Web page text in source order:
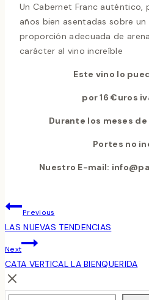
Un Cabernet Franc auténtico,
años bien asentadas sobre
proporción adecuada de
carácter al vino increíble
Este vino lo
por 16 €uros
Durante los meses
Portes no
Nuestro E-mail:
Navegación
De
Entradas
Previous
LAS NUEVAS TENDENCIAS
Next
CATA VERTICAL LA BIENQUERIDA